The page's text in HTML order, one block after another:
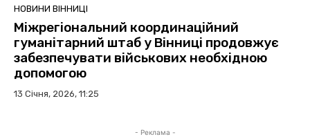
НОВИНИ ВІННИЦІ
Міжрегіональний координаційний
гуманітарний штаб у Вінниці продовжує
забезпечувати військових необхідною
допомогою
13 Січня, 2026, 11:25
- Реклама -